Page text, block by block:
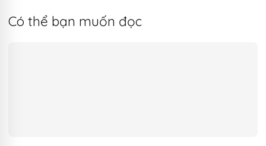
Có thể bạn muốn đọc